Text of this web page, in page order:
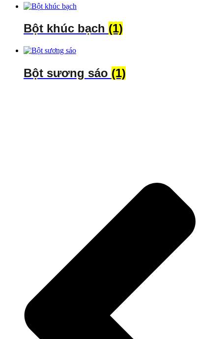
Bột khúc bạch (1)
Bột sương sáo (1)